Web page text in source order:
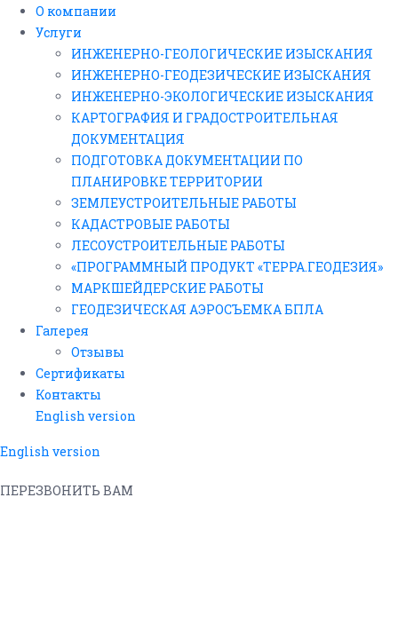
О компании
Услуги
ИНЖЕНЕРНО-ГЕОЛОГИЧЕСКИЕ ИЗЫСКАНИЯ
ИНЖЕНЕРНО-ГЕОДЕЗИЧЕСКИЕ ИЗЫСКАНИЯ
ИНЖЕНЕРНО-ЭКОЛОГИЧЕСКИЕ ИЗЫСКАНИЯ
КАРТОГРАФИЯ И ГРАДОСТРОИТЕЛЬНАЯ
ДОКУМЕНТАЦИЯ
ПОДГОТОВКА ДОКУМЕНТАЦИИ ПО
ПЛАНИРОВКЕ ТЕРРИТОРИИ
ЗЕМЛЕУСТРОИТЕЛЬНЫЕ РАБОТЫ
КАДАСТРОВЫЕ РАБОТЫ
ЛЕСОУСТРОИТЕЛЬНЫЕ РАБОТЫ
«ПРОГРАММНЫЙ ПРОДУКТ «ТЕРРА.ГЕОДЕЗИЯ»
МАРКШЕЙДЕРСКИЕ РАБОТЫ
ГЕОДЕЗИЧЕСКАЯ АЭРОСЪЕМКА БПЛА
Галерея
Отзывы
Сертификаты
Контакты
English version
English version
ПЕРЕЗВОНИТЬ ВАМ